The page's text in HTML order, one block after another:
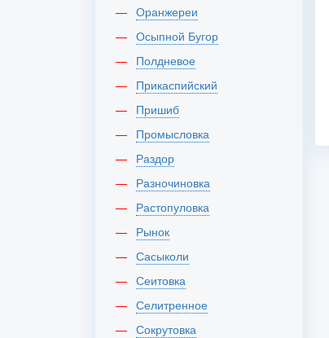
Оранжереи
Осыпной Бугор
Полдневое
Прикаспийский
Пришиб
Промысловка
Раздор
Разночиновка
Растопуловка
Рынок
Сасыколи
Сеитовка
Селитренное
Сокрутовка